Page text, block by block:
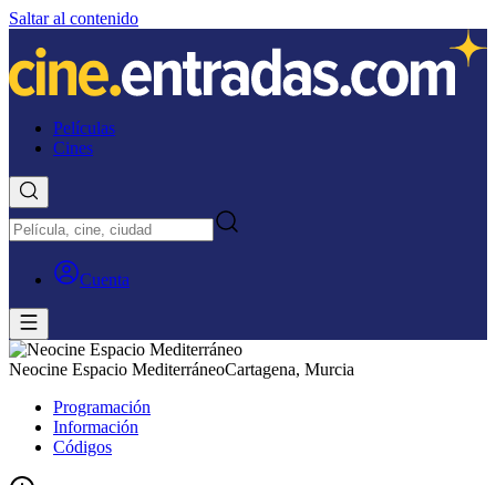
Saltar al contenido
Películas
Cines
Cuenta
Neocine Espacio MediterráneoCartagena, Murcia
Programación
Información
Códigos